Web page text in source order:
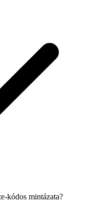
kódos mintázata?